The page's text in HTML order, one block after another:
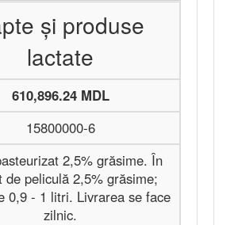
și produse
lactate
610,896.24 MDL
15800000-6
2,5% grăsime. În
de peliculă 2,5% grăsime;
0,9 - 1 litri. Livrarea se face
zilnic.